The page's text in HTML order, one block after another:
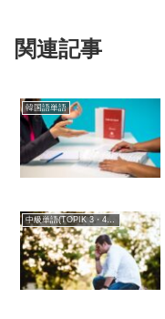
関連記事
韓国語単語
中級単語(TOPIK 3・4級)